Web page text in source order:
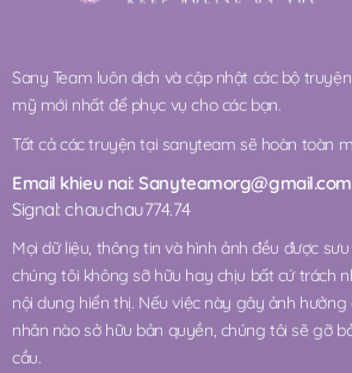
Sany Team luôn dịch và cập nhật các bộ
mỹ mới nhất để phục vụ cho các bạn.
Tất cả các truyện tại sanyteam sẽ hoàn toàn
Email khieu nai:Sanyteamorg@gmail.com
Signal: chauchau774.74
Mọi dữ liệu, thông tin và hình ảnh đều được
chúng tôi không sỡ hữu hay chịu bất cứ trách
nội dung hiển thị. Nếu việc này gây ảnh
nhân nào sở hữu bản quyền, chúng tôi sẽ gỡ
cầu.